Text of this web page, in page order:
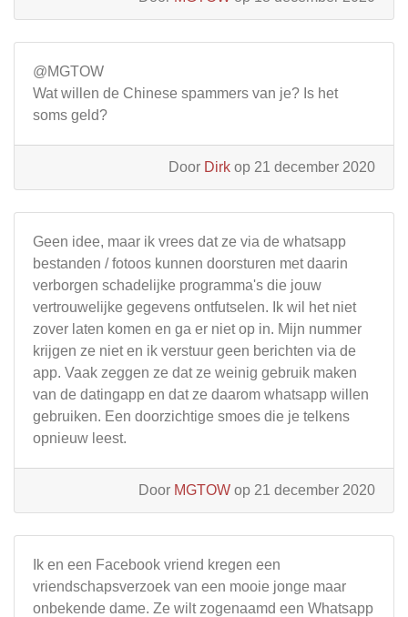
@MGTOW
Wat willen de Chinese spammers van je? Is het
soms geld?
Door Dirk op 21 december 2020
Geen idee, maar ik vrees dat ze via de whatsapp
bestanden / fotoos kunnen doorsturen met daarin
verborgen schadelijke programma's die jouw
vertrouwelijke gegevens ontfutselen. Ik wil het niet
zover laten komen en ga er niet op in. Mijn nummer
krijgen ze niet en ik verstuur geen berichten via de
app. Vaak zeggen ze dat ze weinig gebruik maken
van de datingapp en dat ze daarom whatsapp willen
gebruiken. Een doorzichtige smoes die je telkens
opnieuw leest.
Door MGTOW op 21 december 2020
Ik en een Facebook vriend kregen een
vriendschapsverzoek van een mooie jonge maar
onbekende dame. Ze wilt zogenaamd een Whatsapp